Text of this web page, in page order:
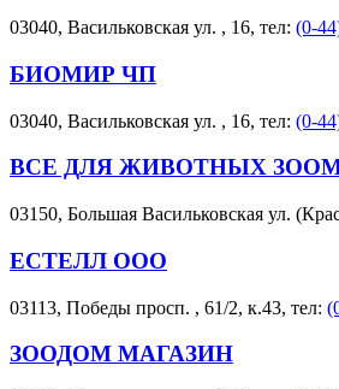
03040, Васильковская ул. , 16, тел: (0-
БИОМИР ЧП
03040, Васильковская ул. , 16, тел: (0-
ВСЕ ДЛЯ ЖИВОТНЫХ
03150, Большая Васильковская ул.
ЕСТЕЛЛ ООО
03113, Победы просп. , 61/2, к.43, тел:
ЗООДОМ МАГАЗИН